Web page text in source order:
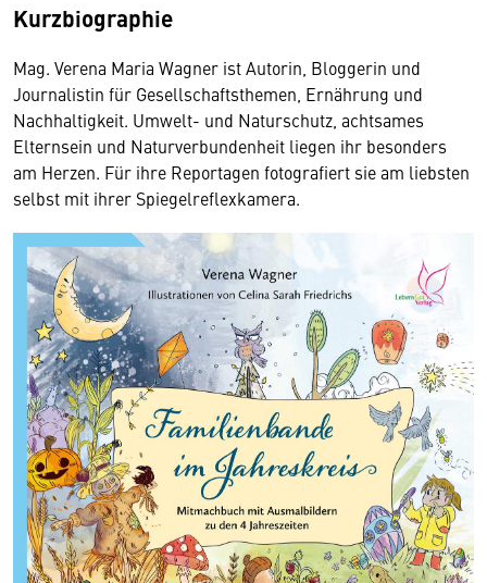
Kurzbiographie
Mag. Verena Maria Wagner ist Autorin, Bloggerin und
Journalistin für Gesellschaftsthemen, Ernährung und
Nachhaltigkeit. Umwelt- und Naturschutz, achtsames
Elternsein und Naturverbundenheit liegen ihr besonders
am Herzen. Für ihre Reportagen fotografiert sie am liebsten
selbst mit ihrer Spiegelreflexkamera.